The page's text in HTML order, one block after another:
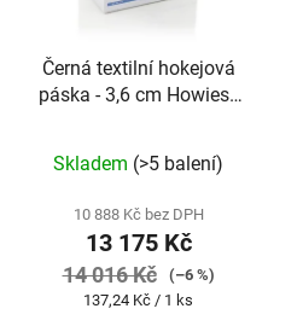
Černá textilní hokejová
páska - 3,6 cm Howies |
Skladem (>5 balení)
10 888 Kč bez DPH
13 175 Kč
14 016 Kč
(–6 %)
Měrná
137,24 Kč / 1 ks